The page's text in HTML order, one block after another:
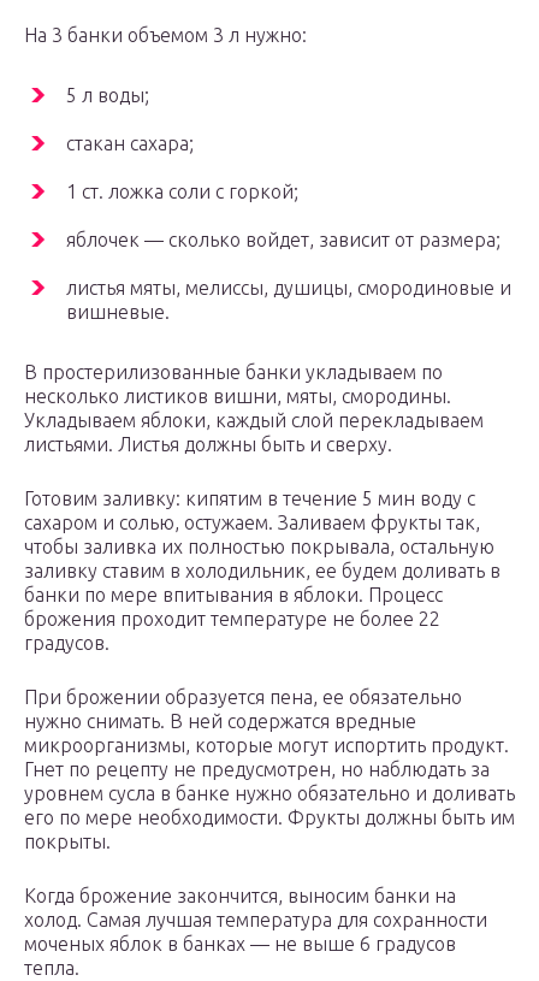
На 3 банки объемом 3 л нужно:
5 л воды;
стакан сахара;
1 ст. ложка соли с горкой;
яблочек — сколько войдет, зависит от размера;
листья мяты, мелиссы, душицы, смородиновые и
вишневые.
В простерилизованные банки укладываем по
несколько листиков вишни, мяты, смородины.
Укладываем яблоки, каждый слой перекладываем
листьями. Листья должны быть и сверху.
Готовим заливку: кипятим в течение 5 мин воду с
сахаром и солью, остужаем. Заливаем фрукты так,
чтобы заливка их полностью покрывала, остальную
заливку ставим в холодильник, ее будем доливать в
банки по мере впитывания в яблоки. Процесс
брожения проходит температуре не более 22
градусов.
При брожении образуется пена, ее обязательно
нужно снимать. В ней содержатся вредные
микроорганизмы, которые могут испортить продукт.
Гнет по рецепту не предусмотрен, но наблюдать за
уровнем сусла в банке нужно обязательно и доливать
его по мере необходимости. Фрукты должны быть им
покрыты.
Когда брожение закончится, выносим банки на
холод. Самая лучшая температура для сохранности
моченых яблок в банках — не выше 6 градусов
тепла.